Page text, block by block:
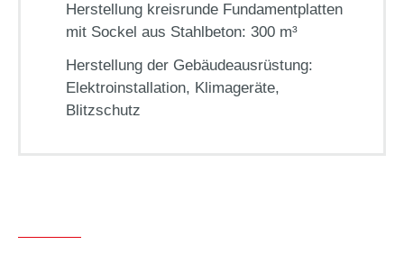
Herstellung kreisrunde Fundamentplatten
mit Sockel aus Stahlbeton: 300 m³
Herstellung der Gebäudeausrüstung:
Elektroinstallation, Klimageräte,
Blitzschutz